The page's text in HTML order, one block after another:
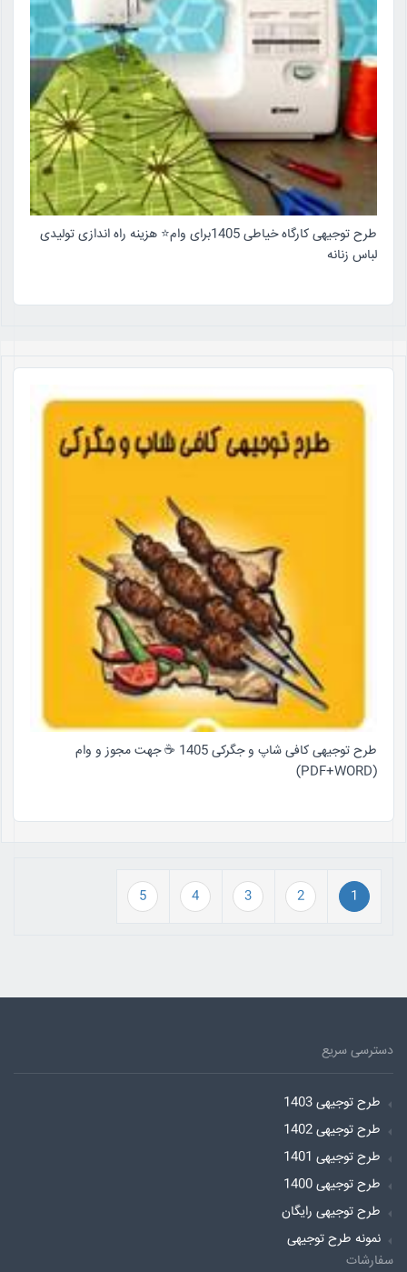
طرح توجیهی کارگاه خیاطی 1405برای وام⭐ هزینه راه اندازی تولیدی
لباس زنانه
طرح توجیهی کافی شاپ و جگرکی 1405 ☕ جهت مجوز و وام
(PDF+WORD)
1
2
3
4
5
دسترسی سریع
طرح توجیهی 1403
طرح توجیهی 1402
طرح توجیهی 1401
طرح توجیهی 1400
طرح توجیهی رایگان
نمونه طرح توجیهی
سفارشات